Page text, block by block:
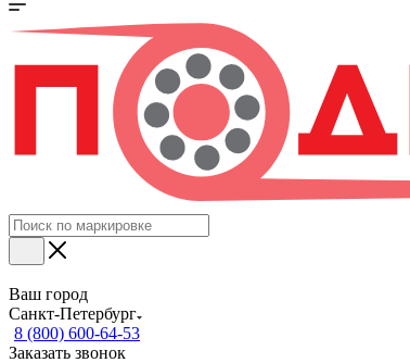
Ваш город
Санкт-Петербург
8 (800) 600-64-53
Заказать звонок